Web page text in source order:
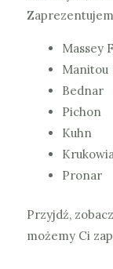
Massey
Manitou
Bednar
Pichon
Kuhn
Pronar
Przyjdź,
możemy Ci